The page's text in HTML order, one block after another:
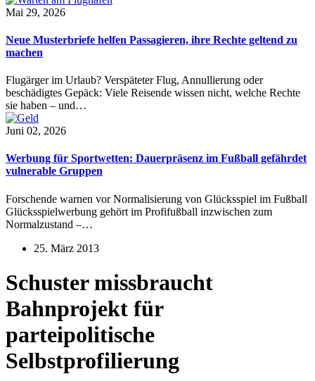
Mai 29, 2026
Neue Musterbriefe helfen Passagieren, ihre Rechte geltend zu
machen
Flugärger im Urlaub? Verspäteter Flug, Annullierung oder
beschädigtes Gepäck: Viele Reisende wissen nicht, welche Rechte
sie haben – und…
Juni 02, 2026
Werbung für Sportwetten: Dauerpräsenz im Fußball gefährdet
vulnerable Gruppen
Forschende warnen vor Normalisierung von Glücksspiel im Fußball
Glücksspielwerbung gehört im Profifußball inzwischen zum
Normalzustand –…
25. März 2013
Schuster missbraucht
Bahnprojekt für
parteipolitische
Selbstprofilierung